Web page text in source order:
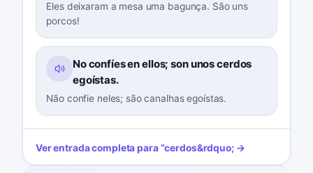
Eles deixaram a mesa uma bagunça. São uns
porcos!
No confíes en ellos; son unos cerdos
egoístas.
Não confie neles; são canalhas egoístas.
Ver entrada completa para“cerdos&rdquo; →